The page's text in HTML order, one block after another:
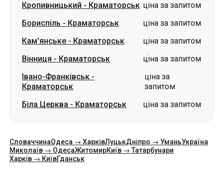
Кропивницький - Краматорськ ціна за запитом
Бориспіль - Краматорськ
ціна за запитом
Кам'янське - Краматорськ
ціна за запитом
Вінниця - Краматорськ
ціна за запитом
Івано-Франківськ -
Краматорськ
ціна за
запитом
Біла Церква - Краматорськ ціна за запитом
СловаччинаОдеса → ХарківЛуцькДніпро → УманьУкраїна
Миколаїв → ОдесаЖитомирКиїв → Татарбунари
Харків → КиївГданськ